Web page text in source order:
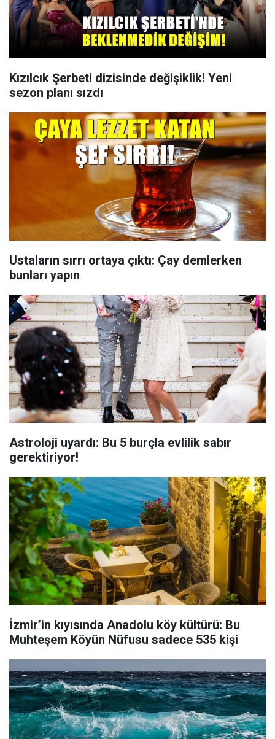
Kızılcık Şerbeti dizisinde değişiklik! Yeni
sezon planı sızdı
Ustaların sırrı ortaya çıktı: Çay demlerken
bunları yapın
Astroloji uyardı: Bu 5 burçla evlilik sabır
gerektiriyor!
İzmir’in kıyısında Anadolu köy kültürü: Bu
Muhteşem Köyün Nüfusu sadece 535 kişi